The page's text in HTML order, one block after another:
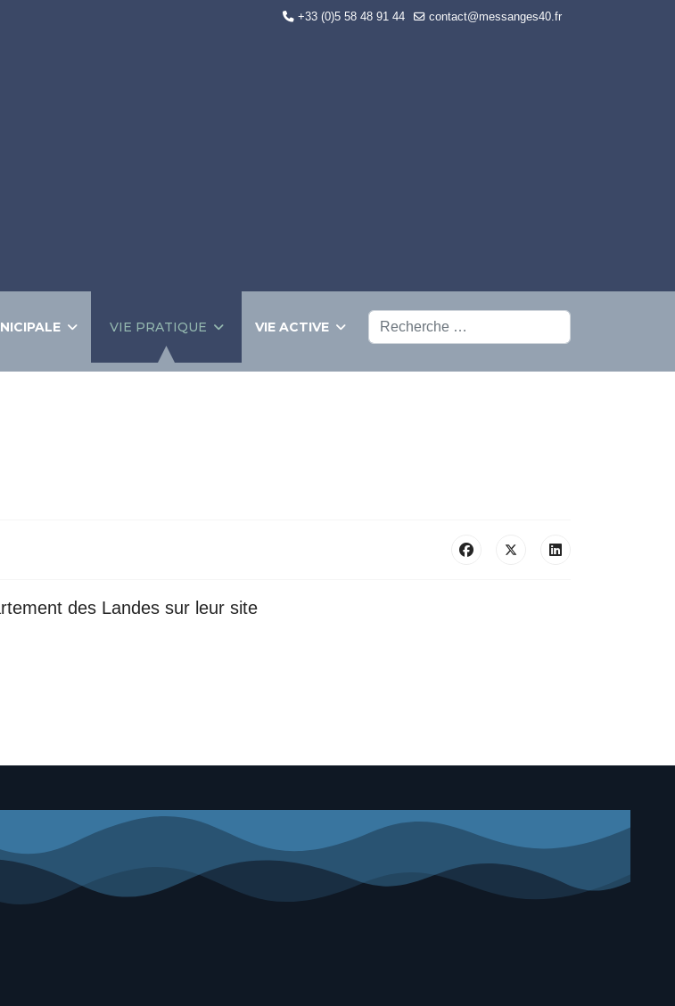
+33 (0)5 58 48 91 44 contact@messanges40.fr
VIE PRATIQUE VIE ACTIVE Rechercher
des Landes sur leur site